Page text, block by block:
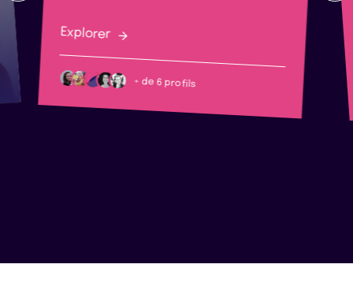
Explorer
+ de 6 profils